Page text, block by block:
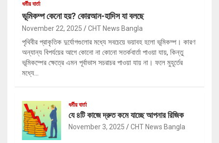
ধর্মীয় বার্তা
ভূমিকম্প কেনো হয়? কোরআন-হাদিস যা বলছে
November 22, 2025 CHT News Bangla
পৃথিবীর প্রাকৃতিক দুর্যোগগুলোর মধ্যে সবচেয়ে ভয়াবহ হলো ভূমিকম্প। কারণ
অন্যান্য বিপর্যয়ের আগে কোনো না কোনো সতর্কবার্তা পাওয়া যায়, কিন্তু
ভূমিকম্পের ক্ষেত্রে এমন পূর্বাভাস সচরাচর পাওয়া যায় না। ফলে মুহূর্তের
মধ্যে…
ধর্মীয় বার্তা
যে ৪টি কাজে দ্রুত কমে যাচ্ছে আপনার রিজিক
November 3, 2025 CHT News Bangla